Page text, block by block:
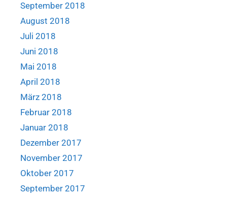
September 2018
August 2018
Juli 2018
Juni 2018
Mai 2018
April 2018
März 2018
Februar 2018
Januar 2018
Dezember 2017
November 2017
Oktober 2017
September 2017